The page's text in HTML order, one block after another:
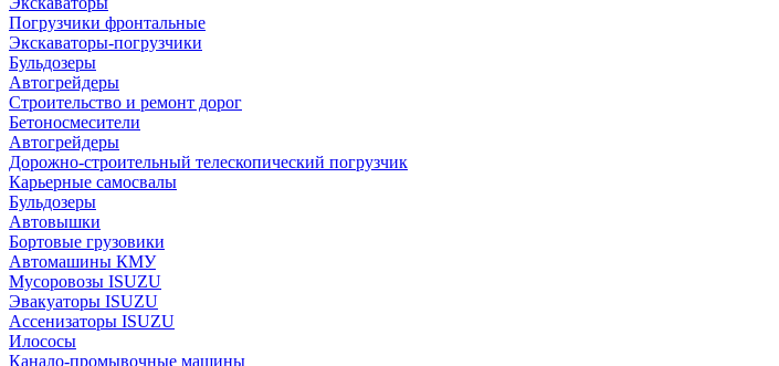
Погрузчики фронтальные
Экскаваторы-погрузчики
Бульдозеры
Автогрейдеры
Строительство и ремонт дорог
Бетоносмесители
Автогрейдеры
Дорожно-строительный телескопический погрузчик
Карьерные самосвалы
Бульдозеры
Автовышки
Бортовые грузовики
Автомашины КМУ
Мусоровозы ISUZU
Эвакуаторы ISUZU
Ассенизаторы ISUZU
Илососы
Канало-промывочные машины